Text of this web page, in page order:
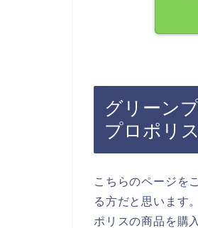
グリーン
プロポリ
こちらのページを
る方だと思います
ポリスの商品を購